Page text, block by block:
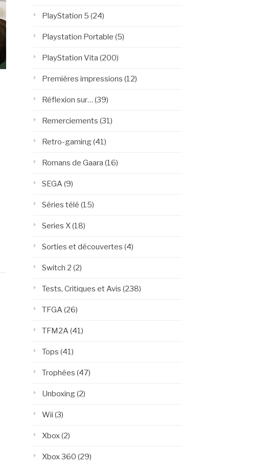
PlayStation 5 (24)
Playstation Portable (5)
PlayStation Vita (200)
Premières impressions (12)
Réflexion sur… (39)
Remerciements (31)
Retro-gaming(41)
Romans de Gaara (16)
SEGA (9)
Séries télé (15)
Series X(18)
Sorties et découvertes (4)
Switch 2 (2)
Tests, Critiques et Avis (238)
TFGA (26)
TFM2A (41)
Tops (41)
Trophées (47)
Unboxing(2)
Wii (3)
Xbox(2)
Xbox 360 (29)